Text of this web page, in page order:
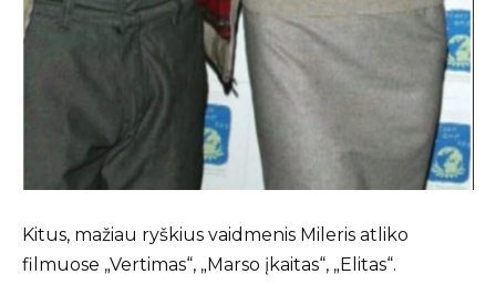
Kitus, mažiau ryškius vaidmenis Mileris atliko
filmuose „Vertimas“, „Marso įkaitas“, „Elitas“.